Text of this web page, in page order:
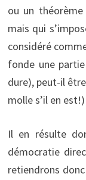
ou un
mais qui
considéré
fonde une
dure), peut-il
molle s’il en
Il en résulte
démocratie
retiendrons